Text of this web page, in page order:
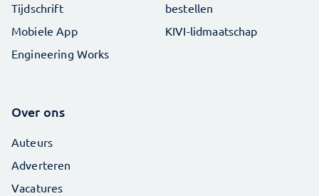
Tijdschrift
Mobiele App
Engineering Works
bestellen
KIVI-lidmaatschap
Over ons
Auteurs
Adverteren
Vacatures